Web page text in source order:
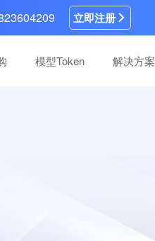
立即注册
模型Token 解决方案